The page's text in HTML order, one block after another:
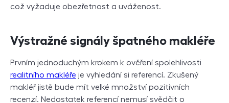
což vyžaduje obezřetnost a uváženost.
Výstražné signály špatného makléře
Prvním jednoduchým krokem k ověření spolehlivosti
realitního makléře je vyhledání si referencí. Zkušený
makléř jistě bude mít velké množství pozitivních
recenzí. Nedostatek referencí nemusí svědčit o